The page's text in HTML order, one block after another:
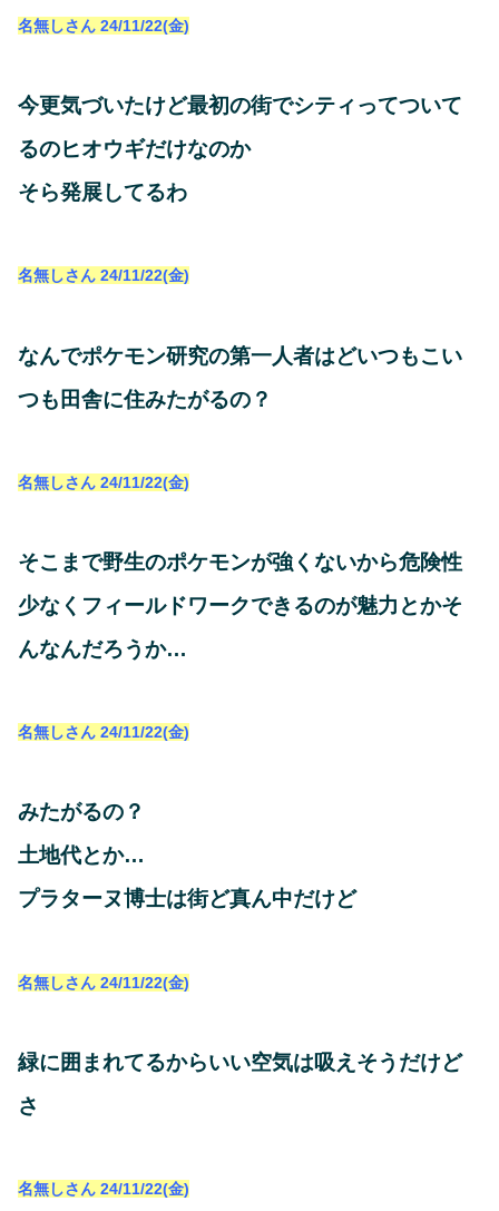
名無しさん 24/11/22(金)
今更気づいたけど最初の街でシティってついて
るのヒオウギだけなのか
そら発展してるわ
名無しさん 24/11/22(金)
なんでポケモン研究の第一人者はどいつもこい
つも田舎に住みたがるの？
名無しさん 24/11/22(金)
そこまで野生のポケモンが強くないから危険性
少なくフィールドワークできるのが魅力とかそ
んなんだろうか…
名無しさん 24/11/22(金)
みたがるの？
土地代とか…
プラターヌ博士は街ど真ん中だけど
名無しさん 24/11/22(金)
緑に囲まれてるからいい空気は吸えそうだけど
さ
名無しさん 24/11/22(金)